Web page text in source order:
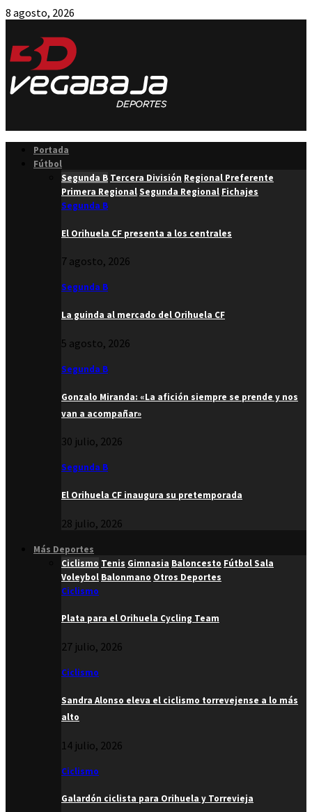
8 agosto, 2026
Portada
Fútbol
Segunda B Tercera División Regional Preferente
Primera RegionalSegunda Regional Fichajes
Segunda B
El Orihuela CF presenta a los centrales
7 agosto, 2026
Segunda B
La guinda al mercado del Orihuela CF
5 agosto, 2026
Segunda B
Gonzalo Miranda: «La afición siempre se prende y nos
van a acompañar»
30 julio, 2026
Segunda B
El Orihuela CF inaugura su pretemporada
28 julio, 2026
Más Deportes
Ciclismo Tenis Gimnasia Baloncesto Fútbol Sala
Voleybol Balonmano Otros Deportes
Ciclismo
Plata para el Orihuela Cycling Team
27 julio, 2026
Ciclismo
Sandra Alonso eleva el ciclismo torrevejense a lo más
alto
14 julio, 2026
Ciclismo
Galardón ciclista para Orihuela y Torrevieja